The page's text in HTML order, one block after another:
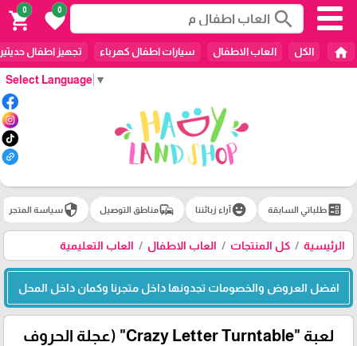
Select Language ▼
search
0
favorite
0
shopping_cart
home الكل العاب الاطفال سيارات اطفال كهرباء تجهيز اطفال
ballotطلباتي السابقة emoji_emotionsآراء زبائننا commuteمناطق التوصيل securityسياسة المتجر
الرئيسية كل المنتجات العاب الاطفال العاب التعليمية
افضل العروض والخصومات تجدونها داخل متجرنا وكمان داخل المحل
لعبة "Crazy Letter Turntable" (عجلة الحروف